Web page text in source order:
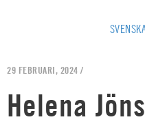
29 FEBRUARI, 2024 /
Helena